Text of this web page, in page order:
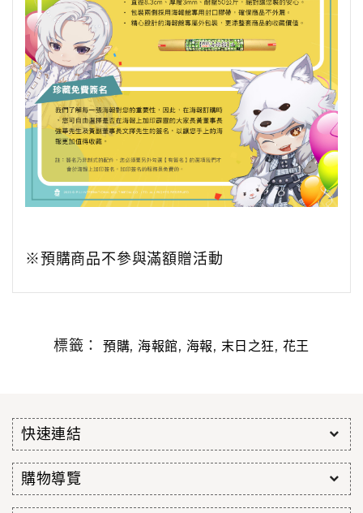
※預購商品不參與滿額贈活動
標籤：預購, 海報館, 海報, 末日之狂, 花王
快速連結
購物導覽